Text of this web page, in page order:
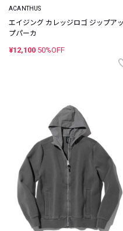
ACANTHUS
エイジング カレッジロゴ ジップアッ
プパーカ
¥12,100 50%OFF